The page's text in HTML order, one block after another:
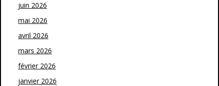
juin 2026
mai 2026
avril 2026
mars 2026
février 2026
janvier 2026